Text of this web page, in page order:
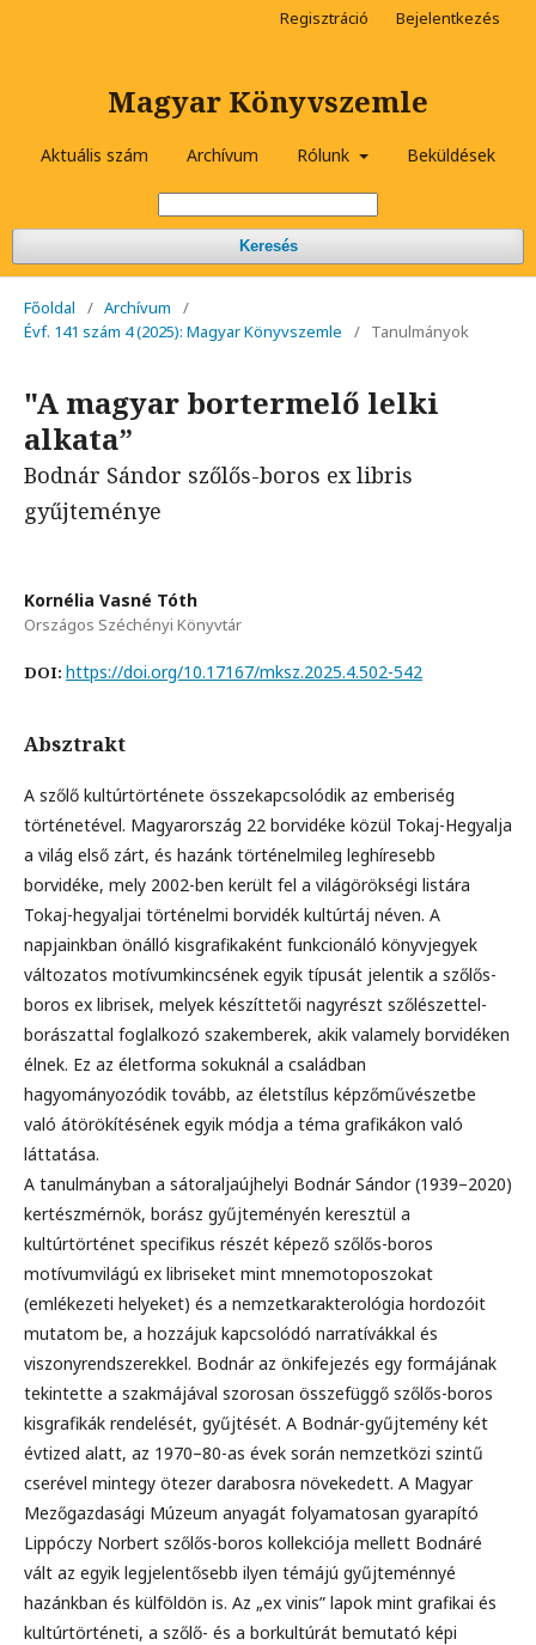
Magyar Könyvszemle
Aktuális szám Archívum Rólunk Beküldések
Keresés
Regisztráció Bejelentkezés
Főoldal / Archívum
/
Évf. 141 szám 4 (2025): Magyar Könyvszemle
/ Tanulmányok
"A magyar bortermelő lelki
alkata”
Bodnár Sándor szőlős-boros ex libris
gyűjteménye
Kornélia Vasné Tóth
Országos Széchényi Könyvtár
DOI: https://doi.org/10.17167/mksz.2025.4.502-542
Absztrakt
A szőlő kultúrtörténete összekapcsolódik az emberiség
történetével. Magyarország 22 borvidéke közül Tokaj-Hegyalja
a világ első zárt, és hazánk történelmileg leghíresebb
borvidéke, mely 2002-ben került fel a világörökségi listára
Tokaj-hegyaljai történelmi borvidék kultúrtáj néven. A
napjainkban önálló kisgrafikaként funkcionáló könyvjegyek
változatos motívumkincsének egyik típusát jelentik a szőlős-
boros ex librisek, melyek készíttetői nagyrészt szőlészettel-
borászattal foglalkozó szakemberek, akik valamely borvidéken
élnek. Ez az életforma sokuknál a családban
hagyományozódik tovább, az életstílus képzőművészetbe
való átörökítésének egyik módja a téma grafikákon való
láttatása.
A tanulmányban a sátoraljaújhelyi Bodnár Sándor (1939–2020)
kertészmérnök, borász gyűjteményén keresztül a
kultúrtörténet specifikus részét képező szőlős-boros
motívumvilágú ex libriseket mint mnemotoposzokat
(emlékezeti helyeket) és a nemzetkarakterológia hordozóit
mutatom be, a hozzájuk kapcsolódó narratívákkal és
viszonyrendszerekkel. Bodnár az önkifejezés egy formájának
tekintette a szakmájával szorosan összefüggő szőlős-boros
kisgrafikák rendelését, gyűjtését. A Bodnár-gyűjtemény két
évtized alatt, az 1970–80-as évek során nemzetközi szintű
cserével mintegy ötezer darabosra növekedett. A Magyar
Mezőgazdasági Múzeum anyagát folyamatosan gyarapító
Lippóczy Norbert szőlős-boros kollekciója mellett Bodnáré
vált az egyik legjelentősebb ilyen témájú gyűjteménnyé
hazánkban és külföldön is. Az „ex vinis” lapok mint grafikai és
kultúrtörténeti, a szőlő- és a borkultúrát bemutató képi